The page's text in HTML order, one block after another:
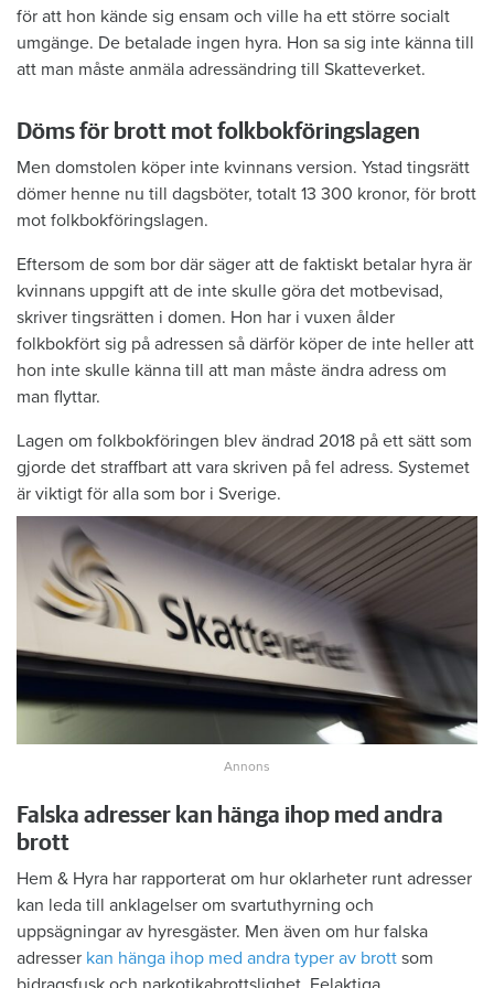
för att hon kände sig ensam och ville ha ett större socialt
umgänge. De betalade ingen hyra. Hon sa sig inte känna till
att man måste anmäla adressändring till Skatteverket.
Döms för brott mot folkbokföringslagen
Men domstolen köper inte kvinnans version. Ystad tingsrätt
dömer henne nu till dagsböter, totalt 13 300 kronor, för brott
mot folkbokföringslagen.
Eftersom de som bor där säger att de faktiskt betalar hyra är
kvinnans uppgift att de inte skulle göra det motbevisad,
skriver tingsrätten i domen. Hon har i vuxen ålder
folkbokfört sig på adressen så därför köper de inte heller att
hon inte skulle känna till att man måste ändra adress om
man flyttar.
Lagen om folkbokföringen blev ändrad 2018 på ett sätt som
gjorde det straffbart att vara skriven på fel adress. Systemet
är viktigt för alla som bor i Sverige.
Falska adresser kan hänga ihop med andra
brott
Hem & Hyra har rapporterat om hur oklarheter runt adresser
kan leda till anklagelser om svartuthyrning och
uppsägningar av hyresgäster. Men även om hur falska
adresser kan hänga ihop med andra typer av brott som